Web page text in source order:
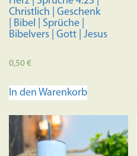
Christlich | Geschenk
| Bibel | Sprüche |
Bibelvers | Gott | Jesus
0,50€
In den Warenkorb